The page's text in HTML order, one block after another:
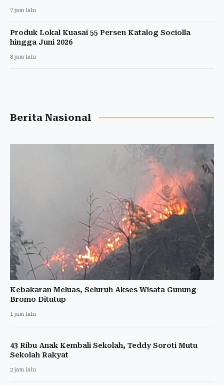
7 jam lalu
Produk Lokal Kuasai 55 Persen Katalog Sociolla
hingga Juni 2026
8 jam lalu
Berita Nasional
Kebakaran Meluas, Seluruh Akses Wisata Gunung
Bromo Ditutup
1 jam lalu
43 Ribu Anak Kembali Sekolah, Teddy Soroti Mutu
Sekolah Rakyat
2 jam lalu